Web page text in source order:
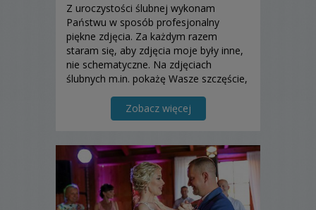
Z uroczystości ślubnej wykonam
Państwu w sposób profesjonalny
piękne zdjęcia. Za każdym razem
staram się, aby zdjęcia moje były inne,
nie schematyczne. Na zdjęciach
ślubnych m.in. pokażę Wasze szczęście,
Zapraszam do zapoznania się z moją
Zobacz więcej